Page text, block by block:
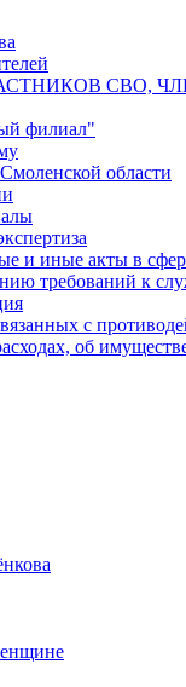
СВО,
филиал"
области
и иные акты в
требований к
с
об